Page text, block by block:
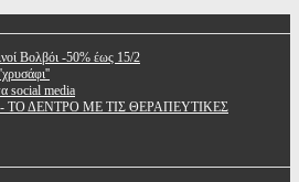
Βολβόι -50% έως 15/2
social media
ΔΕΝΤΡΟ ΜΕ ΤΙΣ ΘΕΡΑΠΕΥΤΙΚΕΣ